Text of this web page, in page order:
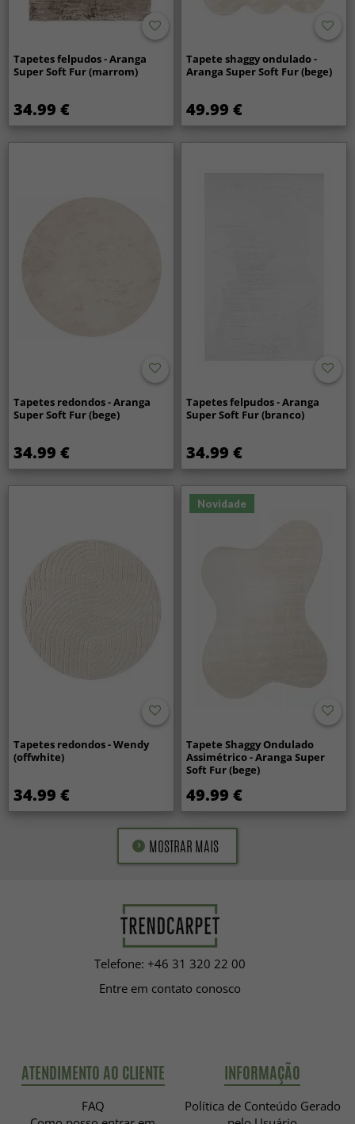
Tapetes felpudos - Aranga
Super Soft Fur (marrom)
34.99 €
Tapete shaggy ondulado -
Aranga Super Soft Fur (bege)
49.99 €
Tapetes redondos - Aranga
Super Soft Fur (bege)
34.99 €
Tapetes felpudos - Aranga
Super Soft Fur (branco)
34.99 €
Tapetes redondos - Wendy
(offwhite)
34.99 €
Novidade
Tapete Shaggy Ondulado
Assimétrico - Aranga Super
Soft Fur (bege)
49.99 €
MOSTRAR MAIS
Telefone: +46 31 320 22 00
Entre em contato conosco
ATENDIMENTO AO CLIENTE
FAQ
INFORMAÇÃO
Política de Conteúdo Gerado